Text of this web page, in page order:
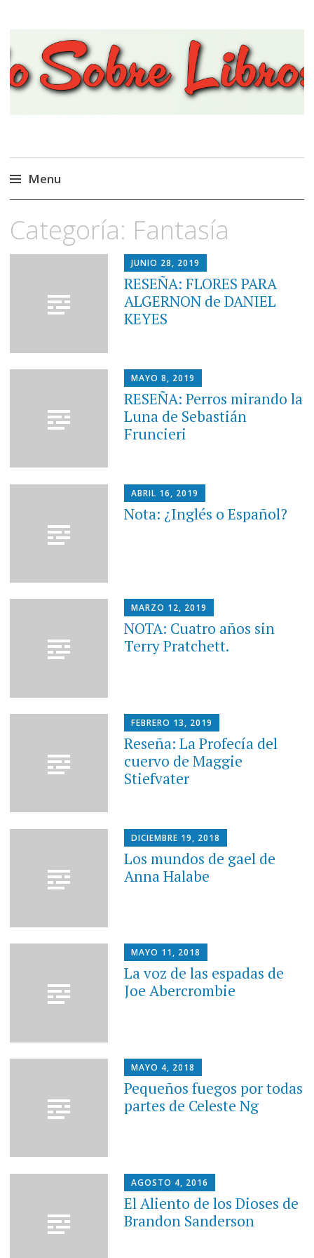
Viajando Sobre Libros
Menu
al
contenido
Categoría: Fantasía
JUNIO 28, 2019
RESEÑA: FLORES PARA
ALGERNON de DANIEL
KEYES
MAYO 8, 2019
RESEÑA: Perros mirando la
Luna de Sebastián
Fruncieri
ABRIL 16, 2019
Nota: ¿Inglés o Español?
MARZO 12, 2019
NOTA: Cuatro años sin
Terry Pratchett.
FEBRERO 13, 2019
Reseña: La Profecía del
cuervo de Maggie
Stiefvater
DICIEMBRE 19, 2018
Los mundos de gael de
Anna Halabe
MAYO 11, 2018
La voz de las espadas de
Joe Abercrombie
MAYO 4, 2018
Pequeños fuegos por todas
partes de Celeste Ng
AGOSTO 4, 2016
El Aliento de los Dioses de
Brandon Sanderson